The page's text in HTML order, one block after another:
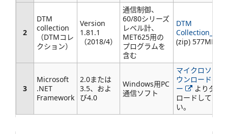
2
DTM
collection
（DTMコレ
クション）
Version
1.81.1
（2018/4）
通信制御、
60/80シリーズ
レベル計、
MET625用の
プログラムを
含む
DTM
(zip) 577MB
3
Microsoft
.NET
Framework
2.0または
3.5、およ
び4.0
Windows用PC
通信ソフト
マイクロソフト
ウンロードセン
ー
よりダウ
ロードしてくだ
い。